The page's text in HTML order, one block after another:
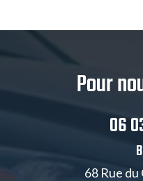
Pour
06
68 Rue